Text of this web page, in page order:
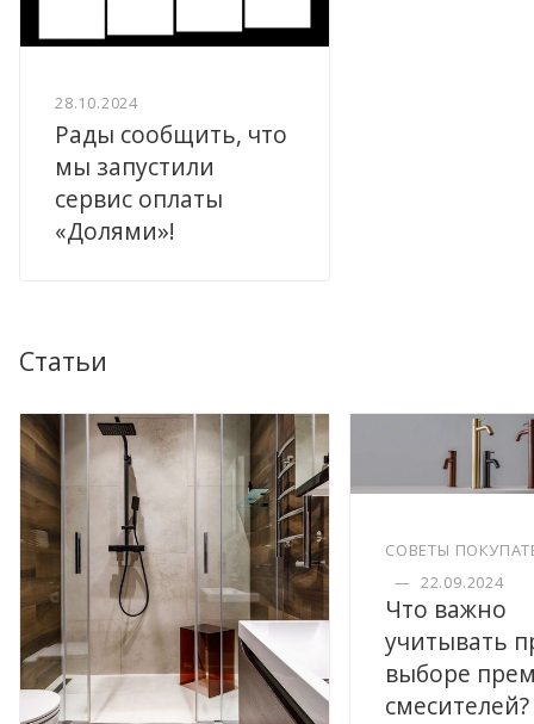
28.10.2024
Рады сообщить, что
мы запустили
сервис оплаты
«Долями»!
Статьи
СОВЕТЫ
— 22.09.2024
Что важно
учитывать
выборе
смесителей?